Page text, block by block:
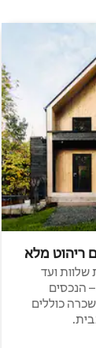
ריהוט מלא
ועד
– הנכסים
כוללים